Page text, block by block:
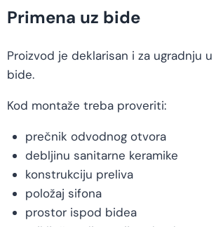
Primena uz bide
Proizvod je deklarisan i za ugradnju
bide.
Kod montaže treba proveriti:
prečnik odvodnog otvora
debljinu sanitarne keramike
konstrukciju preliva
položaj sifona
prostor ispod bidea